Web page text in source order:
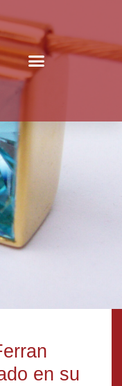
en su